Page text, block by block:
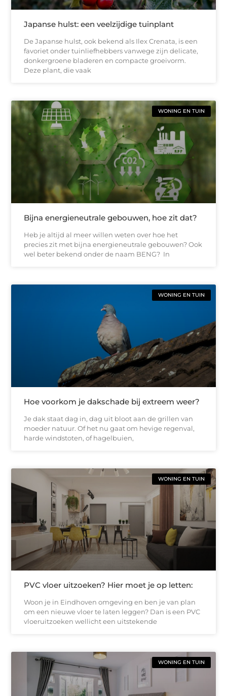
Japanse hulst: een veelzijdige tuinplant
De Japanse hulst, ook bekend als Ilex Crenata, is een
favoriet onder tuinliefhebbers vanwege zijn delicate,
donkergroene bladeren en compacte groeivorm.
Deze plant, die vaak
WONING EN TUIN
Bijna energieneutrale gebouwen, hoe zit dat?
Heb je altijd al meer willen weten over hoe het
precies zit met bijna energieneutrale gebouwen? Ook
wel beter bekend onder de naam BENG? In
WONING EN TUIN
Hoe voorkom je dakschade bij extreem weer?
Je dak staat dag in, dag uit bloot aan de grillen van
moeder natuur. Of het nu gaat om hevige regenval,
harde windstoten, of hagelbuien,
WONING EN TUIN
PVC vloer uitzoeken? Hier moet je op letten:
Woon je in Eindhoven omgeving en ben je van plan
om een nieuwe vloer te laten leggen? Dan is een PVC
vloeruitzoeken wellicht een uitstekende
WONING EN TUIN